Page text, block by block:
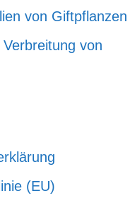
von Giftpflanzen
von
(EU)